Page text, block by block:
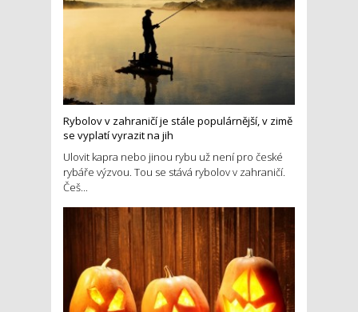
Rybolov v zahraničí je stále populárnější, v zimě
se vyplatí vyrazit na jih
Ulovit kapra nebo jinou rybu už není pro české
rybáře výzvou. Tou se stává rybolov v zahraničí.
Češ...